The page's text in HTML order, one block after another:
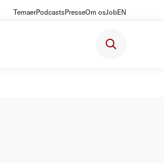
TemaerPodcastsPresseOm osJobEN